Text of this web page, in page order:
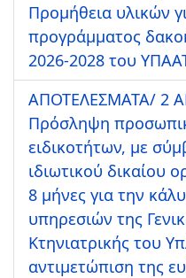
Προμήθεια υλικών
προγράμματος
2026-2028 του
ΑΠΟΤΕΛΕΣΜΑΤΑ/ 2
Πρόσληψη
ειδικοτήτων, με
ιδιωτικού δικαίου
8 μήνες για την
υπηρεσιών της
Κτηνιατρικής του
αντιμετώπιση της